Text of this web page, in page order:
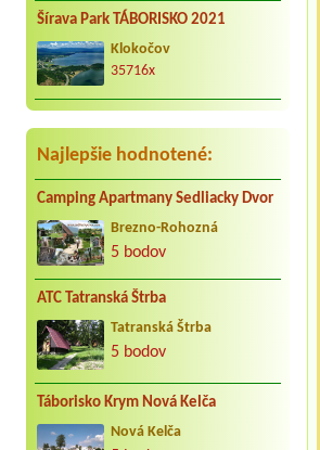
Šírava Park TÁBORISKO 2021
Klokočov
35716x
Najlepšie hodnotené:
Camping Apartmany Sedliacky Dvor
Brezno-Rohozná
5 bodov
ATC Tatranská Štrba
Tatranská Štrba
5 bodov
Táborisko Krym Nová Kelča
Nová Kelča